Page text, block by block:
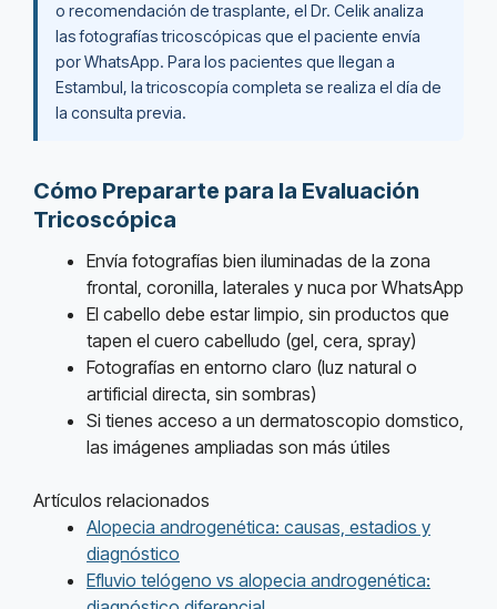
o recomendación de trasplante, el Dr. Celik analiza
las fotografías tricoscópicas que el paciente envía
por WhatsApp. Para los pacientes que llegan a
Estambul, la tricoscopía completa se realiza el día de
la consulta previa.
Cómo Prepararte para la Evaluación
Tricoscópica
Envía fotografías bien iluminadas de la zona
frontal, coronilla, laterales y nuca por WhatsApp
El cabello debe estar limpio, sin productos que
tapen el cuero cabelludo (gel, cera, spray)
Fotografías en entorno claro (luz natural o
artificial directa, sin sombras)
Si tienes acceso a un dermatoscopio domstico,
las imágenes ampliadas son más útiles
Artículos relacionados
Alopecia androgenética: causas, estadios y
diagnóstico
Efluvio telógeno vs alopecia androgenética: